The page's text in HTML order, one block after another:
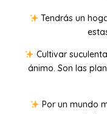
Tendrás un
Cultivar
ánimo. Son las
Por un mundo